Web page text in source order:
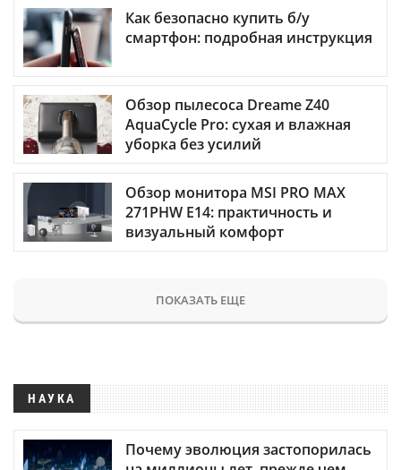
Как безопасно купить б/у
смартфон: подробная инструкция
Обзор пылесоса Dreame Z40
AquaCycle Pro: сухая и влажная
уборка без усилий
Обзор монитора MSI PRO MAX
271PHW E14: практичность и
визуальный комфорт
ПОКАЗАТЬ ЕЩЕ
НАУКА
Почему эволюция застопорилась